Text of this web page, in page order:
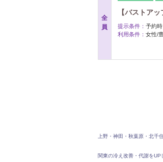
全
員
【バストア
提示条件： 予約時
利用条件： 女性/
上野・神田・秋葉原・北千
関東の冷え改善・代謝をUP